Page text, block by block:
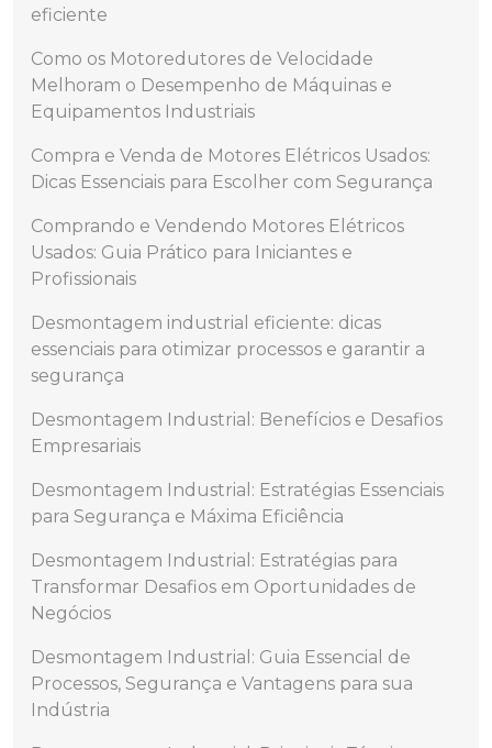
eficiente
Como os Motoredutores de Velocidade
Melhoram o Desempenho de Máquinas e
Equipamentos Industriais
Compra e Venda de Motores Elétricos Usados:
Dicas Essenciais para Escolher com Segurança
Comprando e Vendendo Motores Elétricos
Usados: Guia Prático para Iniciantes e
Profissionais
Desmontagem industrial eficiente: dicas
essenciais para otimizar processos e garantir a
segurança
Desmontagem Industrial: Benefícios e Desafios
Empresariais
Desmontagem Industrial: Estratégias Essenciais
para Segurança e Máxima Eficiência
Desmontagem Industrial: Estratégias para
Transformar Desafios em Oportunidades de
Negócios
Desmontagem Industrial: Guia Essencial de
Processos, Segurança e Vantagens para sua
Indústria